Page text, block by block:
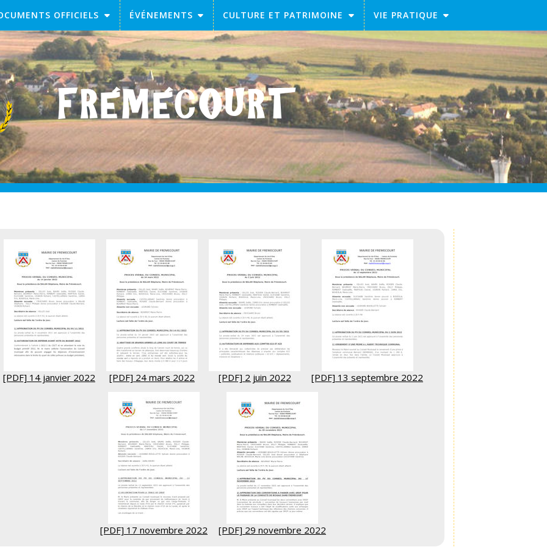
OFFICIELS ÉVÉNEMENTS CULTURE ET PATRIMOINE VIE PRATIQUE
FRÉMÉCOURT
[PDF] 14 janvier 2022 [PDF] 24 mars 2022 [PDF] 2 juin 2022 [PDF] 13 septembre 2022
[PDF] 17 novembre 2022 [PDF] 29 novembre 2022